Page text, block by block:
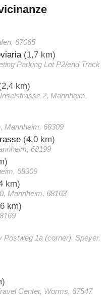
67065
(1,7 km)
Parking Lot P2/end Track
km)
2, Mannheim,
Mannheim, 68309
(4,0 km)
68199
68309
km)
Mannheim, 68163
km)
1a (corner), Speyer,
Center, Worms, 67547